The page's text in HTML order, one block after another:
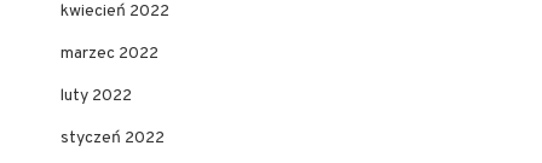
kwiecień 2022
marzec 2022
luty 2022
styczeń 2022